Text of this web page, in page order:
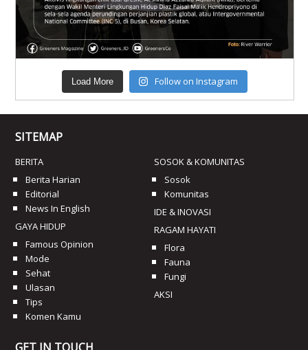
Load More Follow on Instagram
SITEMAP
BERITA
Berita Harian
Editorial
News In English
GAYA HIDUP
Famous Opinion
Mode
Sehat
Ulasan
Tips
Komen Kamu
SOSOK & KOMUNITAS
Sosok
Komunitas
IDE & INOVASI
RAGAM HAYATI
Flora
Fauna
Fungi
AKSI